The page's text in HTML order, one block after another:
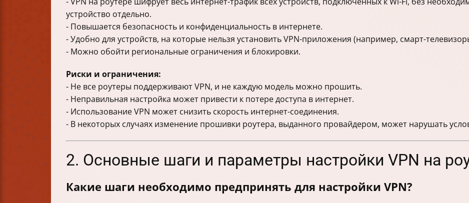
устройство отдельно.
- Повышается безопасность и конфиденциальность в интернете.
- Удобно для устройств, на которые нельзя установить VPN-приложения (например, смарт-
- Можно обойти региональные ограничения и блокировки.
Риски и ограничения:
- Не все роутеры поддерживают VPN, и не каждую модель можно прошить.
- Неправильная настройка может привести к потере доступа в интернет.
- Использование VPN может снизить скорость интернет-соединения.
- В некоторых случаях изменение прошивки роутера, выданного провайдером, может нарушать
2. Основные шаги и параметры настройки VPN на
Какие шаги необходимо предпринять для настройки VPN?